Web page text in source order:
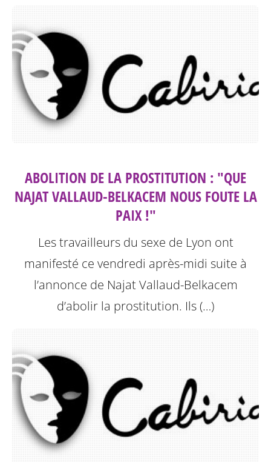
ABOLITION DE LA PROSTITUTION : "QUE
NAJAT VALLAUD-BELKACEM NOUS FOUTE LA
PAIX !"
Les travailleurs du sexe de Lyon ont
manifesté ce vendredi après-midi suite à
l’annonce de Najat Vallaud-Belkacem
d’abolir la prostitution. Ils (…)